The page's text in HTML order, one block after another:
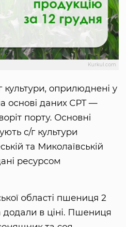
Kurkul.com
культури, оприлюднені у
основі даних CPT —
порту. Основні
с/г культури
та Миколаївській
ресурсом
області пшениця 2
додали в ціні. Пшениця